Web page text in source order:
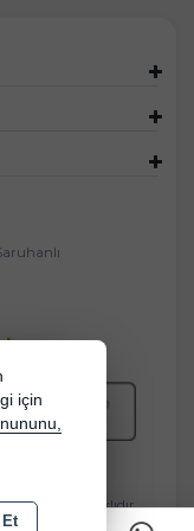
hakları saklıdır.
ile korunmaktadır.
için
Et